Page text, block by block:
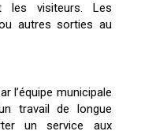
les visiteurs. Les
autres sorties au
l’équipe municipale
travail de longue
un service aux